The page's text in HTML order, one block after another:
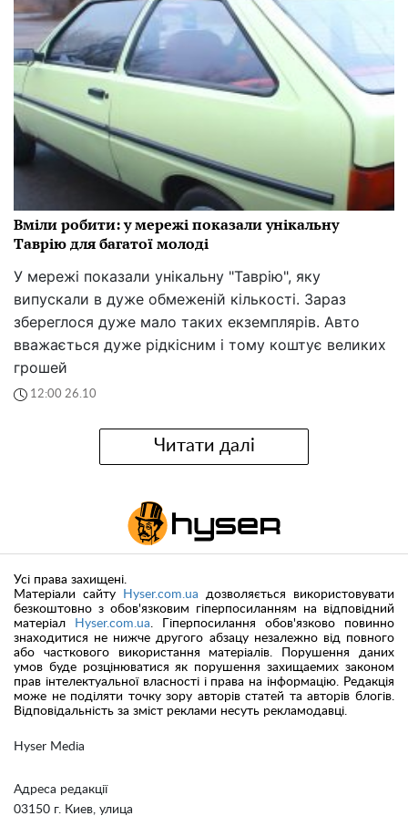
Вміли робити: у мережі показали унікальну
Таврію для багатої молоді
У мережі показали унікальну "Таврію", яку
випускали в дуже обмеженій кількості. Зараз
збереглося дуже мало таких екземплярів. Авто
вважається дуже рідкісним і тому коштує великих
грошей
12:00 26.10
Читати далі
Hyser Media
Адреса редакції
03150 г. Киев, улица
Усі права захищені.
Матеріали сайту
Hyser.com.ua дозволяється використовувати
безкоштовно з обов'язковим гіперпосиланням на відповідний
матеріал
Hyser.com.ua. Гіперпосилання обов'язково повинно
знаходитися не нижче другого абзацу незалежно від повного
або часткового використання матеріалів. Порушення даних
умов буде розцінюватися як порушення захищаемих законом
прав інтелектуальної власності і права на інформацію. Редакція
може не поділяти точку зору авторів статей та авторів блогів.
Відповідальність за зміст реклами несуть рекламодавці.